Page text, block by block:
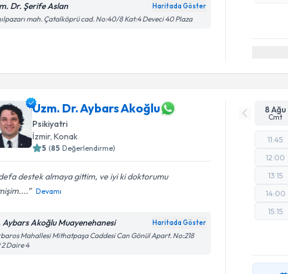
Dr. Şerife Aslan Haritada Göster
mah. Çatalköprü cad. No:40/8 Kat:4 Deveci 40 Plaza
Uzm. Dr. Aybars Akoğlu
Psikiyatri
İzmir,Konak
5 (85 Değerlendirme)
destek almaya gittim, ve iyi ki doktorumu
Devamı
Aybars Akoğlu Muayenehanesi Haritada Göster
Mahallesi Mithatpaşa Caddesi Can Gönül Apart. No:218
2 Daire 4
8 Ağu
Cmt
11:45
12:00
13:15
14:00
15:15